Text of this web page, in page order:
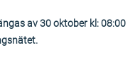
av 30 oktober kl: 08:00